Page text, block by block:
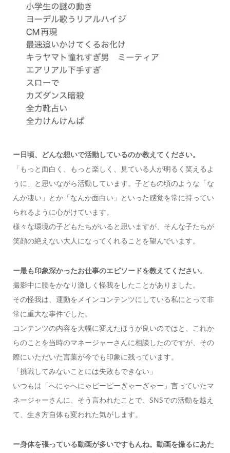
ー日頃、どんな想いで活動しているのか教えてください。
「もっと面白く、もっと楽しく、見ている人が明るく笑えるよ
うに」と思いながら活動しています。子どもの頃のような「な
んか凄い」とか「なんか面白い」といった感覚を常に持ってい
られるように心がけています。
様々な環境の子どもたちがいると思いますが、そんな子たちが
笑顔の絶えない大人になってくれることを望んでいます。
ー最も印象深かったお仕事のエピソードを教えてください。
撮影中に腰をかなり激しく怪我をしたことがありました。
その怪我は、運動をメインコンテンツにしている私にとって非
常に重大な事件でした。
コンテンツの内容を大幅に変えたほうが良いのではと、これか
らのことを当時のマネージャーさんに相談したのですが、その
際にいただいた言葉が今でも印象に残っています。
「挑戦してみないことには失敗もできない」
いつもは「へにゃへにゃピーピーぎゃーぎゃー」言っていたマ
ネージャーさんに、そう言われたことで、SNSでの活動を越え
て、生き方自体も変われた気がします。
ー身体を張っている動画が多いですもんね。動画を撮るにあた